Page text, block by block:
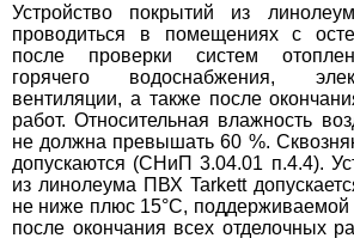
Устройство покрытий из
проводиться в помещениях с
после проверки систем
горячего водоснабжения,
вентиляции, а также после
работ. Относительная влажность
не должна превышать 60 %.
допускаются (СНиП 3.04.01 п.4.4).
из линолеума ПВХ Tarkett
не ниже плюс 15°С, поддерживаемой
после окончания всех отделочных